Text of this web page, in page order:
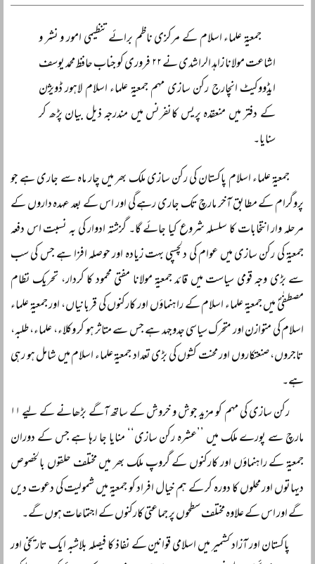
جمعیۃ علماء اسلام کے مرکزی ناظم برائے تنظیمی امور و نشر و
اشاعت مولانا زاہد الراشدی نے ۲۲ فروری کو جناب حافظ محمد یوسف
ایڈووکیٹ انچارج رکن سازی مہم جمعیۃ علماء اسلام لاہور ڈویژن
کے دفتر میں منعقدہ پریس کانفرنس میں مندرجہ ذیل بیان پڑھ کر
سنایا۔
جمعیۃ علماء اسلام پاکستان کی رکن سازی ملک بھر میں چار ماہ سے جاری ہے جو
پروگرام کے مطابق آخر مارچ تک جاری رہے گی اور اس کے بعد عہدہ داروں کے
مرحلہ وار انتخابات کا سلسلہ شروع کیا جائے گا۔ گزشتہ ادوار کی بہ نسبت اس دفعہ
جمعیۃ کی رکن سازی میں عوام کی دلچسپی بہت زیادہ اور حوصلہ افزا ہے جس کی سب
سے بڑی وجہ قومی سیاست میں قائد جمعیۃ مولانا مفتی محمود کا کردار، تحریک نظام
مصطفٰیؐ میں جمعیۃ علماء اسلام کے راہنماؤں اور کارکنوں کی قربانیاں، اور جمعیۃ علماء
اسلام کی متوازن اور متحرک سیاسی جدوجہد ہے جس سے متاثر ہو کر وکلاء، علماء، طلبہ،
تاجروں، صنعتکاروں اور محنت کشوں کی بڑی تعداد جمعیۃ علماء اسلام میں شامل ہو رہی
ہے۔
رکن سازی کی مہم کو مزید جوش و خروش کے ساتھ آگے بڑھانے کے لیے ۱۱
مارچ سے پورے ملک میں ’’عشرہ رکن سازی‘‘ منایا جا رہا ہے جس کے دوران
جمعیۃ کے راہنماؤں اور کارکنوں کے گروپ ملک بھر میں مختلف حلقوں بالخصوص
دیہاتوں اور محلوں کا دورہ کر کے ہم خیال افراد کو جمعیۃ میں شمولیت کی دعوت دیں
گے اور اس کے علاوہ مختلف سطحوں پر جماعتی کارکنوں کے اجتماعات ہوں گے۔
پاکستان اور آزاد کشمیر میں اسلامی قوانین کے نفاذ کا فیصلہ بلاشبہ ایک تاریخی اور